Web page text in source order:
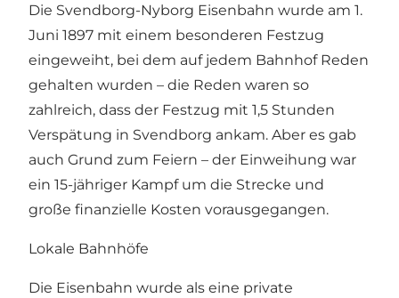
Die Svendborg-Nyborg Eisenbahn wurde am 1.
Juni 1897 mit einem besonderen Festzug
eingeweiht, bei dem auf jedem Bahnhof Reden
gehalten wurden – die Reden waren so
zahlreich, dass der Festzug mit 1,5 Stunden
Verspätung in Svendborg ankam. Aber es gab
auch Grund zum Feiern – der Einweihung war
ein 15-jähriger Kampf um die Strecke und
große finanzielle Kosten vorausgegangen.
Lokale Bahnhöfe
Die Eisenbahn wurde als eine private